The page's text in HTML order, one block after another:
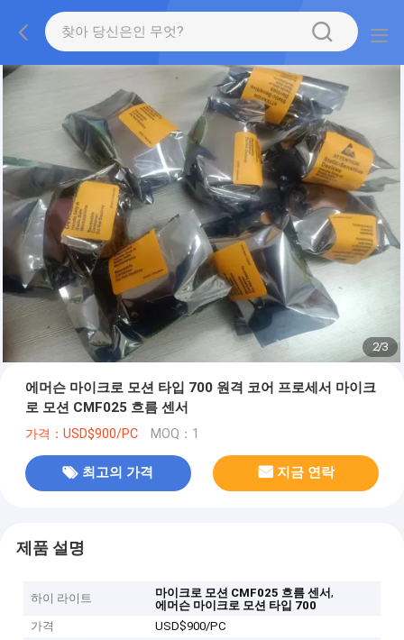
2/3
에머슨 마이크로 모션 타입 700 원격 코어 프로세서 마이크
로 모션 CMF025 흐름 센서
가격：USD$900/PC MOQ：1
최고의 가격 지금 연락
제품 설명
하이 라이트 마이크로 모션 CMF025 흐름 센서,
에머슨 마이크로 모션 타입 700
가격
USD$900/PC